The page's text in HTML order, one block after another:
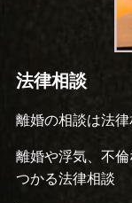
法律相談
離婚の相談は法律
離婚や浮気、不
つかる法律相談